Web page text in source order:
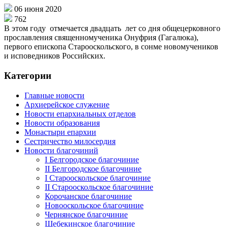
06 июня 2020
762
В этом году отмечается двадцать лет со дня общецерковного
прославления священномученика Онуфрия (Гагалюка),
первого епископа Старооскольского, в сонме новомучеников
и исповедников Российских.
Категории
Главные новости
Архиерейское служение
Новости епархиальных отделов
Новости образования
Монастыри епархии
Сестричество милосердия
Новости благочиний
I Белгородское благочиние
II Белгородское благочиние
I Старооскольское благочиние
II Старооскольское благочиние
Корочанское благочиние
Новооскольское благочиние
Чернянское благочиние
Шебекинское благочиние